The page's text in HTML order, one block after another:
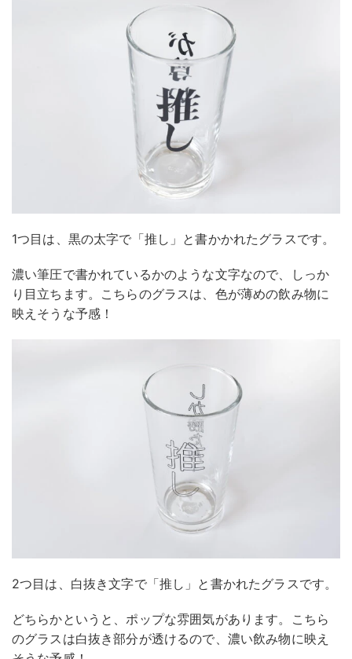
1つ目は、黒の太字で「推し」と書かかれたグラスです。
濃い筆圧で書かれているかのような文字なので、しっか
り目立ちます。こちらのグラスは、色が薄めの飲み物に
映えそうな予感！
2つ目は、白抜き文字で「推し」と書かれたグラスです。
どちらかというと、ポップな雰囲気があります。こちら
のグラスは白抜き部分が透けるので、濃い飲み物に映え